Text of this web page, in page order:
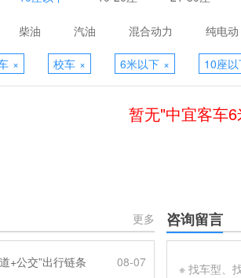
柴油 汽油 混合动力 纯电动
× 校车 × 6米以下 × 10座
暂无"中宜客车
更多
+公交”出行链条
08-07
咨询留言
※ 找车型、